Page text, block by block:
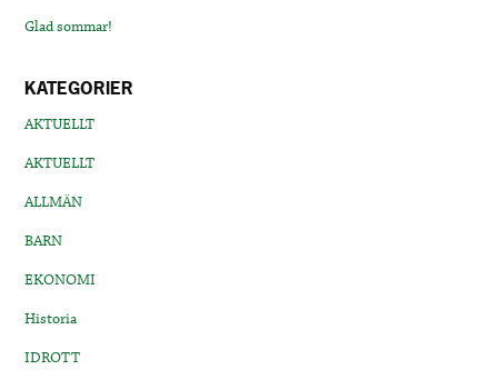
Glad sommar!
KATEGORIER
AKTUELLT
AKTUELLT
ALLMÄN
BARN
EKONOMI
Historia
IDROTT